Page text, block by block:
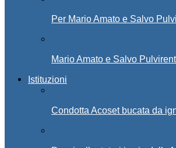
Per Mario Amato e Salvo
Mario Amato e Salvo
Istituzioni
Condotta Acoset bucata da